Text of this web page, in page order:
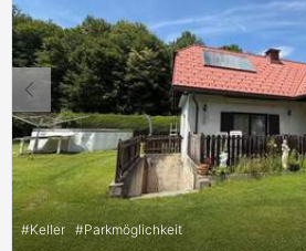
#Keller #Parkmöglichkeit